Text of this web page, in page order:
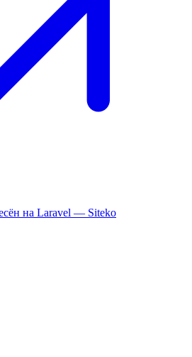
на Laravel — Siteko